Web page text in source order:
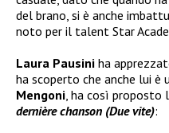
del brano, si è anche
noto per il talent Star
Laura Pausini ha
ha scoperto che anche lui è
Mengoni , ha così proposto
dernière chanson (Due vite):